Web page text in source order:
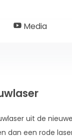
Media
uit de
dan een rode